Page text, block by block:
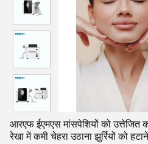
आरएफ ईएमएस मांसपेशियों को उत्तेजित
रेखा में कमी चेहरा उठाना झुर्रियों को हटाने